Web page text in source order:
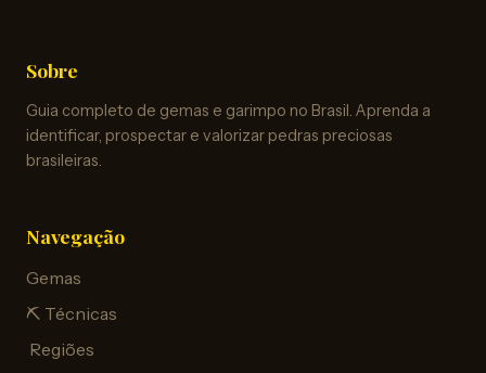
Sobre
Guia completo de gemas e garimpo no Brasil. Aprenda a
identificar, prospectar e valorizar pedras preciosas
brasileiras.
Navegação
Gemas
⛏️ Técnicas
️ Regiões